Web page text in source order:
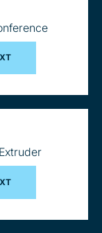
FOR
&
SOLIDS
FOR
ON
TWIN